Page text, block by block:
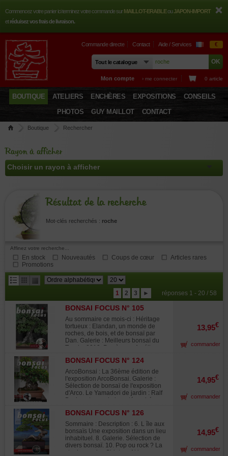
Commencez votre panier ici terminez votre commande surMAILLOT-ERABLEouJAPON-IMPORT
etréduisez vos frais de livraison.
Commande directe Contact Aide / Services €
Mon compte › me connecter 0 article
BOUTIQUE ATELIERS ENCHÈRES EXPOSITIONS
CONSEILS
PHOTOS
GUY MAILLOT CONTACT
Boutique Rechercher
Rayon à afficher
Résultat de la recherche
Mot-clés recherchés : roche
Affinez votre recherche...
En stock Nouveautés Coups de cœur
Articles rares
Promotions
résultats
par
page
1 2 3 ► réponses 1 - 20 / 58
BONSAI FOCUS N° 105
Au sommaire ce mois-ci : Héritage
tortueux : Elandan, un monde de
roches, de bois, et de bonsaï par
Dan. Galerie : Meilleurs bonsaï du
Trophy 2019. Pas à pas : Améliorez
un bunjin . Bonsaï autochtone :
Harry Harrington explore les vertus
du mélèze. Pèlerinage à Kanuma :
Janine Droste retourne à la Mecque
des azalées satsuki. Le maître des
pins : Inspiré par la nature, Kenichi
azalée satsuki ? : Le spécialiste
brute. Un pas décisif : 12 ans de la
vie d'un mélèze de Nik Rozman .
Galerie : Meilleurs bonsaï du Trophy
2019. Séduits par son charme : La
13,95€
commander
BONSAI FOCUS N° 124
ArcoBonsai : La 36ème édition de
l'exposition ArcoBonsai. Galerie :
Sélection de bonsaï de l'exposition
d'Arco. Le Yamadori de jardin : Ralf
Beckers trouve la beauté cachée
avec Yukio : Yukio Hirose porte un if
et un Hinoki à leur maximum. Est-ce
encore un bonsaï ? : Ken Fujiwara
forme un pin noir géant. Entre Art et
Nature : La passion du bonsaï et de
la céramique de Florent Coirier.
14,95€
commander
BONSAI FOCUS N° 126
Sommaire : Description : 6. L île aux
bonsaïs Une exposition dans un lieu
inhabituel. 8. Galerie. Sélection de
divers bonsaï. 10. Pop ou rock ? La
star japonaise Shintaro Akiyama se
14,95€
commander